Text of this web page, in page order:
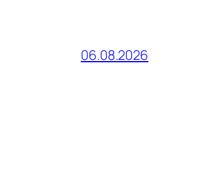
06.08.2026